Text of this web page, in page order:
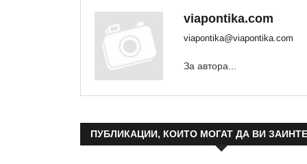
viapontika.com
viapontika@viapontika.com
За автора...
ПУБЛИКАЦИИ, КОИТО МОГАТ ДА ВИ